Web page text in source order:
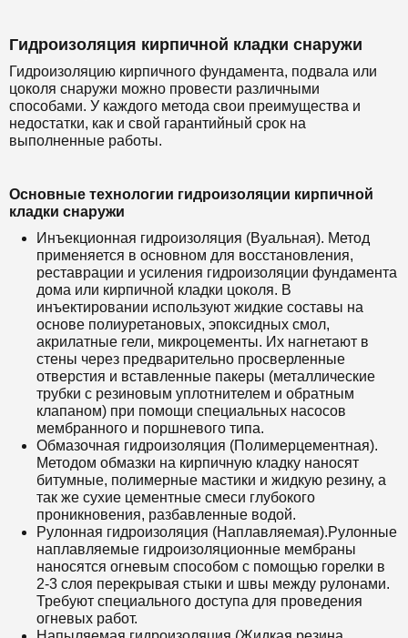
Гидроизоляция кирпичной кладки снаружи
Гидроизоляцию кирпичного фундамента, подвала или
цоколя снаружи можно провести различными
способами. У каждого метода свои преимущества и
недостатки, как и свой гарантийный срок на
выполненные работы.
Основные технологии гидроизоляции кирпичной
кладки снаружи
Инъекционная гидроизоляция (Вуальная). Метод
применяется в основном для восстановления,
реставрации и усиления гидроизоляции фундамента
дома или кирпичной кладки цоколя. В
инъектировании используют жидкие составы на
основе полиуретановых, эпоксидных смол,
акрилатные гели, микроцементы. Их нагнетают в
стены через предварительно просверленные
отверстия и вставленные пакеры (металлические
трубки с резиновым уплотнителем и обратным
клапаном) при помощи специальных насосов
мембранного и поршневого типа.
Обмазочная гидроизоляция (Полимерцементная).
Методом обмазки на кирпичную кладку наносят
битумные, полимерные мастики и жидкую резину, а
так же сухие цементные смеси глубокого
проникновения, разбавленные водой.
Рулонная гидроизоляция (Наплавляемая).Рулонные
наплавляемые гидроизоляционные мембраны
наносятся огневым способом с помощью горелки в
2-3 слоя перекрывая стыки и швы между рулонами.
Требуют специального доступа для проведения
огневых работ.